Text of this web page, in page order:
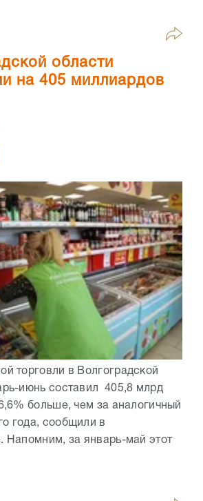
области
на 405 миллиардов
торговли в Волгоградской
июнь составил 405,8 млрд
больше, чем за аналогичный
года, сообщили в
Напомним, за январь-май этот